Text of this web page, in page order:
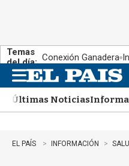
Temas
del día: Conexión Ganadera
n
uÚltimas Noticias
EL PAÍS INFORMACIÓN